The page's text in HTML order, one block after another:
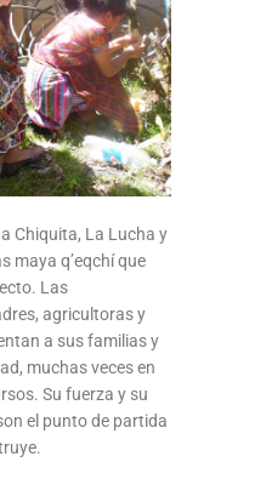
Chiquita, La Lucha y
maya q’eqchí que
Las
agricultoras y
a sus familias y
muchas veces en
Su fuerza y su
el punto de partida